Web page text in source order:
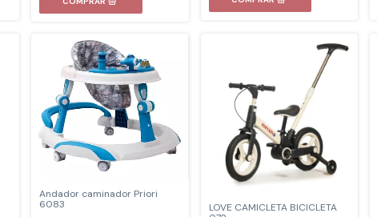
Andador caminador Priori
6083
LOVE CAMICLETA BICICLETA